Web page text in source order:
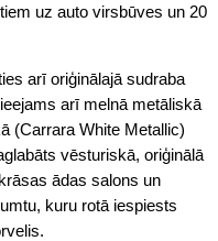
uz auto virsbūves un 20
arī oriģinālajā sudraba
arī melnā metāliskā
(Carrara White Metallic)
vēsturiskā, oriģinālā
ādas salons un
kuru rotā iespiests